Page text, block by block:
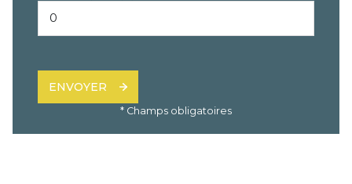
ENVOYER
* Champs obligatoires